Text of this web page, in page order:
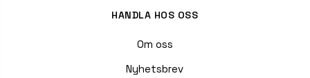
HANDLA HOS OSS
Om oss
Nyhetsbrev